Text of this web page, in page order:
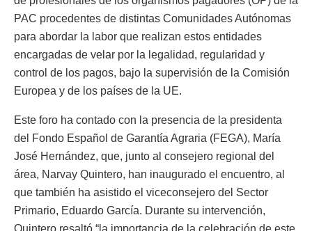
PAC procedentes de distintas Comunidades Autónomas
para abordar la labor que realizan estos entidades
encargadas de velar por la legalidad, regularidad y
control de los pagos, bajo la supervisión de la Comisión
Europea y de los países de la UE.
Este foro ha contado con la presencia de la presidenta
del Fondo Español de Garantía Agraria (FEGA), María
José Hernández, que, junto al consejero regional del
área, Narvay Quintero, han inaugurado el encuentro, al
que también ha asistido el viceconsejero del Sector
Primario, Eduardo García. Durante su intervención,
Quintero resaltó “la importancia de la celebración de este